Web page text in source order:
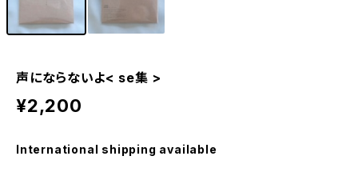
声にならないよ< se集 >
¥2,200
International shipping available